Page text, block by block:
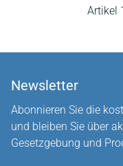
Artikel
Newsletter
Abonnieren Sie die
und bleiben Sie über
Gesetzgebung und